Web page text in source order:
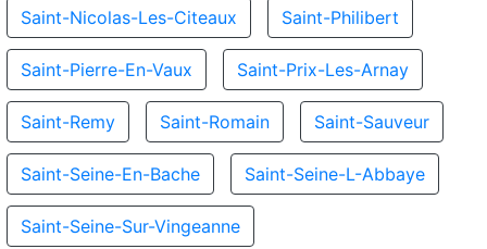
Saint-Nicolas-Les-Citeaux Saint-Philibert
Saint-Pierre-En-Vaux Saint-Prix-Les-Arnay
Saint-Remy Saint-Romain Saint-Sauveur
Saint-Seine-En-Bache Saint-Seine-L-Abbaye
Saint-Seine-Sur-Vingeanne